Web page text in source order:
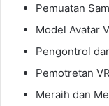
Pemuatan
Model Avatar
Pengontrol
Pemotretan VR
Meraih dan